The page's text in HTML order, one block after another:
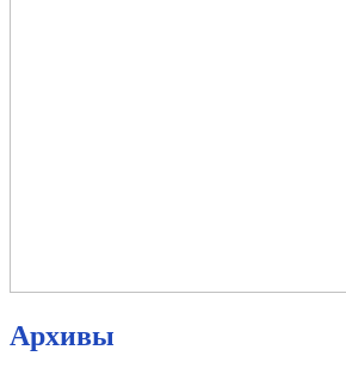
Архивы